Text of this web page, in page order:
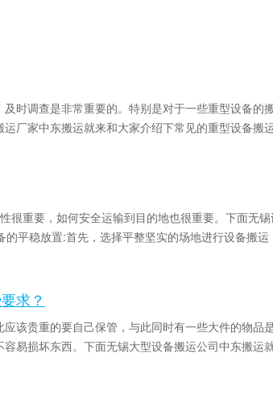
时调查是非常重要的。特别是对于一些重型设备的
厂家中东搬运就来和大家介绍下常见的重型设备搬
很重要，如何安全运输到目的地也很重要。下面无
平稳放置:首先，选择平整坚实的场地进行设备搬
求？
该贵重的要自己保管，与此同时有一些大件的物品
易损坏东西。下面无锡大型设备搬运公司中东搬运